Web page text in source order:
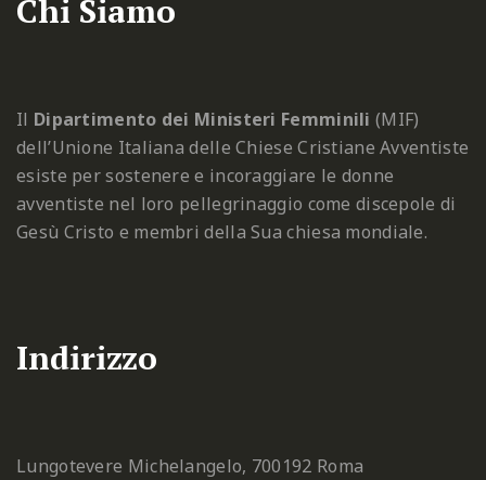
Chi Siamo
Il Dipartimento dei Ministeri Femminili (MIF)
dell’Unione Italiana delle Chiese Cristiane Avventiste
esiste per sostenere e incoraggiare le donne
avventiste nel loro pellegrinaggio come discepole di
Gesù Cristo e membri della Sua chiesa mondiale.
Indirizzo
Lungotevere Michelangelo, 700192 Roma